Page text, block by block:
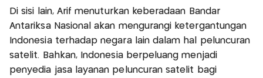
Di sisi lain, Arif menuturkan keberadaan Bandar
Antariksa Nasional akan mengurangi ketergantungan
Indonesia terhadap negara lain dalam hal peluncuran
satelit. Bahkan, Indonesia berpeluang menjadi
penyedia jasa layanan peluncuran satelit bagi